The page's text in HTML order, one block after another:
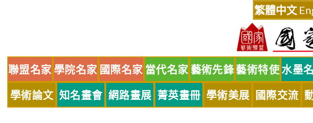
繁體中文
聯盟名家 學院名家 國際名家 當代名家 藝術先鋒藝術特使水墨
學術論文 知名畫會 網路畫展 菁英畫冊 學術美展 國際交流